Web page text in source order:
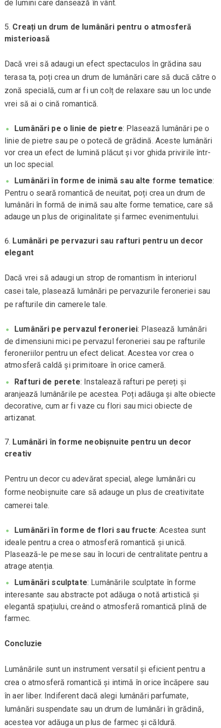
de lumini care dansează în vânt.
Creați un drum de lumânări pentru o atmosferă
misterioasă
Dacă vrei să adaugi un efect spectaculos în grădina sau
terasa ta, poți crea un drum de lumânări care să ducă către o
zonă specială, cum ar fi un colț de relaxare sau un loc unde
vrei să ai o cină romantică.
Lumânări pe o linie de pietre: Plasează lumânări pe o
linie de pietre sau pe o potecă de grădină. Aceste lumânări
vor crea un efect de lumină plăcut și vor ghida privirile într-
un loc special.
Lumânări în forme de inimă sau alte forme tematice:
Pentru o seară romantică de neuitat, poți crea un drum de
lumânări în formă de inimă sau alte forme tematice, care să
adauge un plus de originalitate și farmec evenimentului.
Lumânări pe pervazuri sau rafturi pentru un decor
elegant
Dacă vrei să adaugi un strop de romantism în interiorul
casei tale, plasează lumânări pe pervazurile feroneriei sau
pe rafturile din camerele tale.
Lumânări pe pervazul feroneriei: Plasează lumânări
de dimensiuni mici pe pervazul feroneriei sau pe rafturile
feroneriilor pentru un efect delicat. Acestea vor crea o
atmosferă caldă și primitoare în orice cameră.
Rafturi de perete: Instalează rafturi pe pereți și
aranjează lumânările pe acestea. Poți adăuga și alte obiecte
decorative, cum ar fi vaze cu flori sau mici obiecte de
artizanat.
Lumânări în forme neobișnuite pentru un decor
creativ
Pentru un decor cu adevărat special, alege lumânări cu
forme neobișnuite care să adauge un plus de creativitate
camerei tale.
Lumânări în forme de flori sau fructe: Acestea sunt
ideale pentru a crea o atmosferă romantică și unică.
Plasează-le pe mese sau în locuri de centralitate pentru a
atrage atenția.
Lumânări sculptate: Lumânările sculptate în forme
interesante sau abstracte pot adăuga o notă artistică și
elegantă spațiului, creând o atmosferă romantică plină de
farmec.
Concluzie
Lumânările sunt un instrument versatil și eficient pentru a
crea o atmosferă romantică și intimă în orice încăpere sau
în aer liber. Indiferent dacă alegi lumânări parfumate,
lumânări suspendate sau un drum de lumânări în grădină,
acestea vor adăuga un plus de farmec și căldură.